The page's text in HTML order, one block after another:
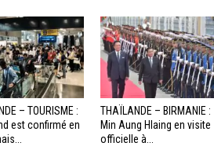
– TOURISME :
est confirmé en
THAÏLANDE – BIRMANIE :
Min Aung Hlaing en visite
officielle à...